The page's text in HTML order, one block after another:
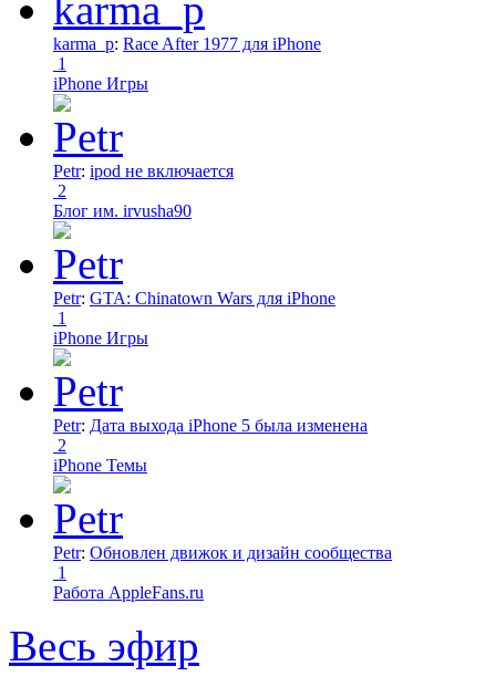
karma_p: Race After 1977 для iPhone
1
iPhone Игры
Petr: ipod не включается
2
Блог им. irvusha90
Petr: GTA: Chinatown Wars для iPhone
1
iPhone Игры
Petr: Дата выхода iPhone 5 была изменена
2
iPhone Темы
Petr: Обновлен движок и дизайн сообщества
1
Работа AppleFans.ru
Весь эфир